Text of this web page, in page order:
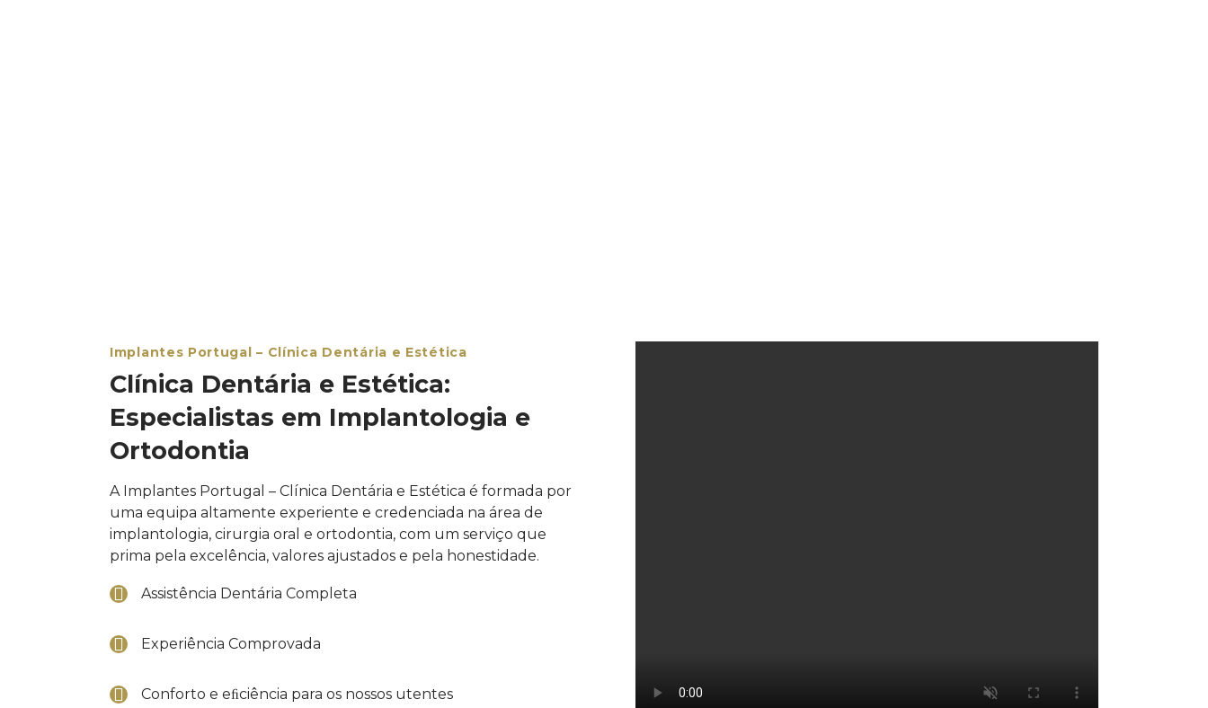
Implantes Portugal – Clínica Dentária e Estética
Clínica Dentária e Estética:
Especialistas em Implantologia e
Ortodontia
A Implantes Portugal – Clínica Dentária e Estética é formada por
uma equipa altamente experiente e credenciada na área de
implantologia, cirurgia oral e ortodontia, com um serviço que
prima pela excelência, valores ajustados e pela honestidade.
Assistência Dentária Completa
Experiência Comprovada
Conforto e eﬁciência para os nossos utentes